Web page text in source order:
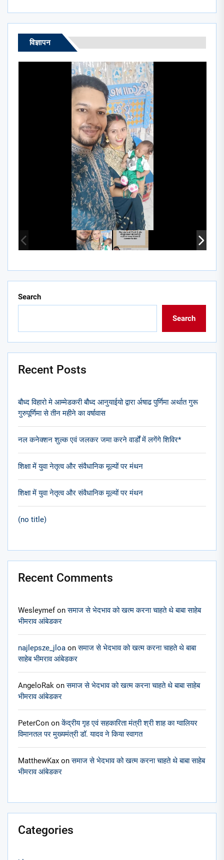
विज्ञापन
Search
Search
Recent Posts
बौध्द विहारो मे आम्मेडकरी बौध्द आनुयाईयो द्वारा र्अषाढ पुर्णिमा अर्थात गुरू
गुरुपूर्णिमा से तीन महीने का वर्षावास
नल कनेक्शन शुल्क एवं जलकर जमा करने वार्डों में लगेंगे शिविर*
शिक्षा में युवा नेतृत्व और संवैधानिक मूल्यों पर मंथन
शिक्षा में युवा नेतृत्व और संवैधानिक मूल्यों पर मंथन
(no title)
Recent Comments
Wesleymefonसमाज से भेदभाव को खत्म करना चाहते थे बाबा साहेब
भीमराव आंबेडकर
najlepsze_jloa onसमाज से भेदभाव को खत्म करना चाहते थे बाबा
साहेब भीमराव आंबेडकर
AngeloRak onसमाज से भेदभाव को खत्म करना चाहते थे बाबा साहेब
भीमराव आंबेडकर
PeterCon onकेंद्रीय गृह एवं सहकारिता मंत्री श्री शाह का ग्वालियर
विमानतल पर मुख्यमंत्री डॉ. यादव ने किया स्वागत
MatthewKax onसमाज से भेदभाव को खत्म करना चाहते थे बाबा साहेब
भीमराव आंबेडकर
Categories